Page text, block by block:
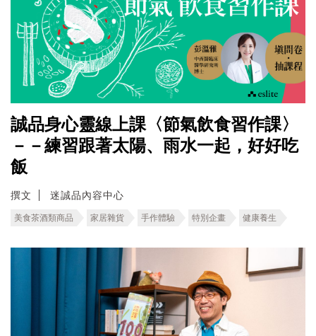
誠品身心靈線上課〈節氣飲食習作課〉
－－練習跟著太陽、雨水一起，好好吃
飯
撰文 迷誠品內容中心
美食茶酒類商品 家居雜貨 手作體驗 特別企畫 健康養生